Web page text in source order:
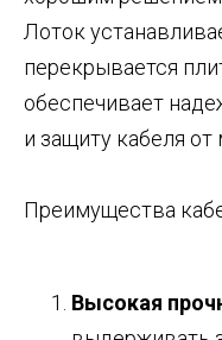
Лоток
перекрывается
обеспечивает
и защиту кабеля
Преимущества
Высокая